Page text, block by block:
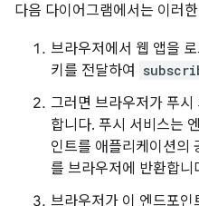
다음 다이어그램에서는 이러
브라우저에서 웹 앱을
키를 전달하여
그러면 브라우저가 푸
합니다. 푸시 서비스는
인트를 애플리케이션의
를 브라우저에 반환합니
브라우저가 이 엔드포인